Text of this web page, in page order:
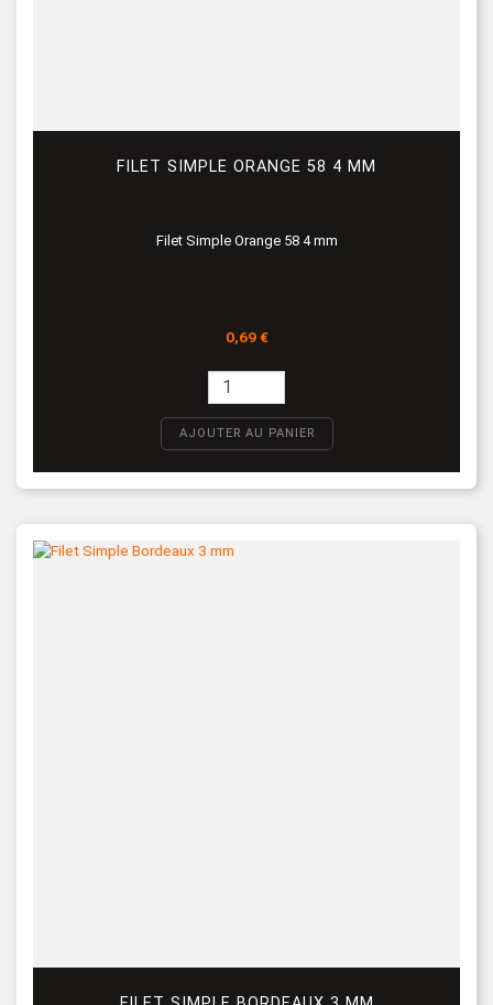
FILET SIMPLE ORANGE 58 4 MM
Filet Simple Orange 58 4 mm
Prix
0,69 €
AJOUTER AU PANIER